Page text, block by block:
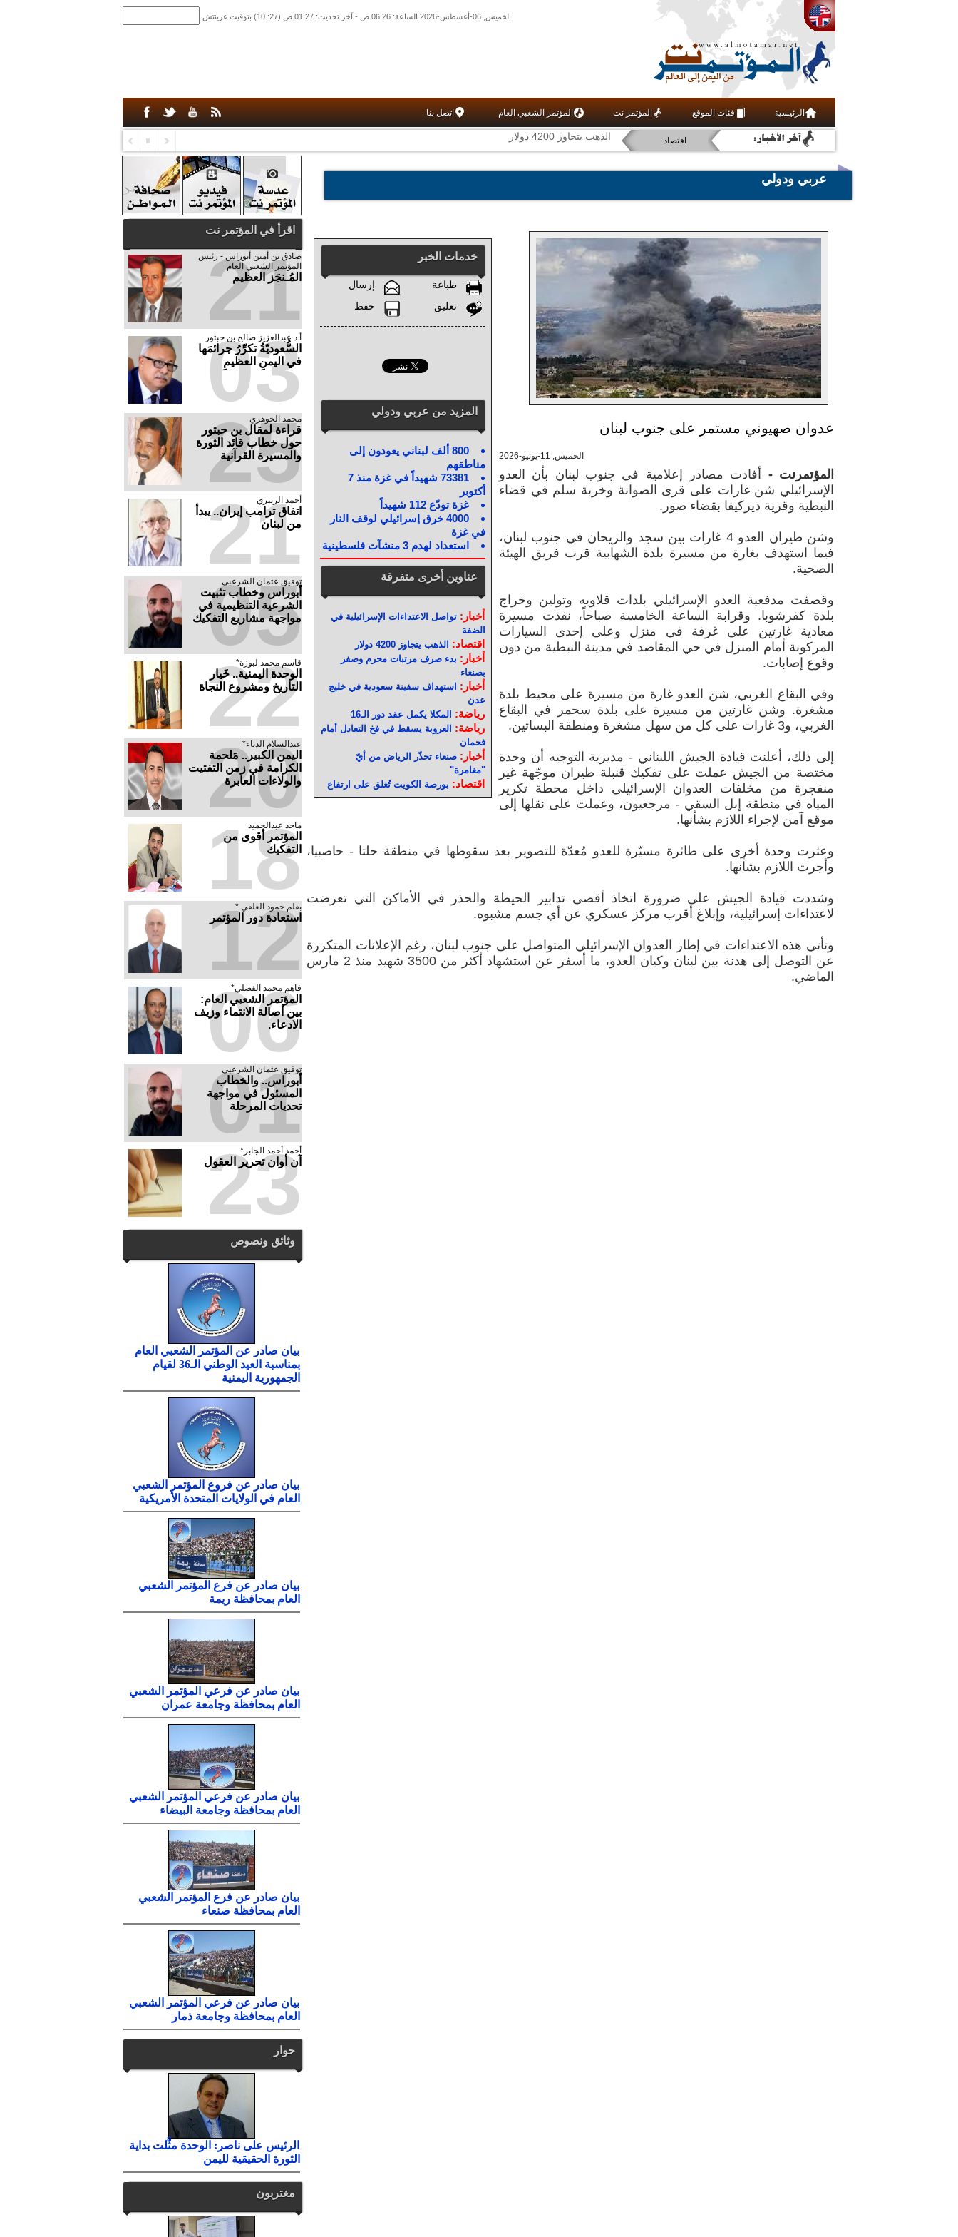
الخميس, 06-أغسطس-2026 الساعة: 06:26 ص - آخر تحديث: 01:27 ص (27: 10) بتوقيت غرينتش
الرئيسية فئات الموقع المؤتمر نت المؤتمر الشعبي العام اتصل بنا
فنون ومنوعات
عربي ودولي
رياضة
اقتصاد الذهب يتجاوز 4200 دولار
عربي ودولي
خدمات الخبر
طباعة
إرسال
تعليق
حفظ
المزيد من عربي ودولي
800 ألف لبناني يعودون إلى
مناطقهم
73381 شهيداً في غزة منذ 7
أكتوبر
غزة تودّع 112 شهيداً
4000 خرق إسرائيلي لوقف النار
في غزة
استعداد لهدم 3 منشآت فلسطينية
عناوين أخرى متفرقة
أخبار:تواصل الاعتداءات الإسرائيلية في
الضفة
اقتصاد: الذهب يتجاوز 4200 دولار
أخبار: بدء صرف مرتبات محرم وصفر
بصنعاء
أخبار: استهداف سفينة سعودية في خليج
عدن
رياضة: المكلا يكمل عقد دور الـ16
رياضة: العروبة يسقط في فخ التعادل أمام
فحمان
أخبار:صنعاء تحذّر الرياض من أيّ
"مغامرة"
اقتصاد: بورصة الكويت تُغلق على ارتفاع
عدوان صهيوني مستمر على جنوب لبنان
الخميس, 11-يونيو-2026
المؤتمرنت -
أفادت مصادر إعلامية في جنوب لبنان بأن العدو
الإسرائيلي شن غارات على قرى الصوانة وخربة سلم في قضاء
النبطية وقرية ديركيفا بقضاء صور.
وشن طيران العدو 4 غارات بين سجد والريحان في جنوب لبنان،
فيما استهدف بغارة من مسيرة بلدة الشهابية قرب فريق الهيئة
الصحية.
وقصفت مدفعية العدو الإسرائيلي بلدات قلاويه وتولين وخراج
بلدة كفرشوبا. وقرابة الساعة الخامسة صباحاً، نفذت مسيرة
معادية غارتين على غرفة في منزل وعلى إحدى السيارات
المركونة أمام المنزل في حي المقاصد في مدينة النبطية من دون
وقوع إصابات.
وفي البقاع الغربي، شن العدو غارة من مسيرة على محيط بلدة
مشغرة. وشن غارتين من مسيرة على بلدة سحمر في البقاع
الغربي، و3 غارات على كل من سهل مشغرة ومنطقة البساتين.
إلى ذلك، أعلنت قيادة الجيش اللبناني - مديرية التوجيه أن وحدة
مختصة من الجيش عملت على تفكيك قنبلة طيران موجّهة غير
منفجرة من مخلفات العدوان الإسرائيلي داخل محطة تكرير
المياه في منطقة إبل السقي - مرجعيون، وعملت على نقلها إلى
موقع آمن لإجراء اللازم بشأنها.
وعثرت وحدة أخرى على طائرة مسيّرة للعدو مُعدّة للتصوير بعد سقوطها في منطقة حلتا - حاصبيا،
وأجرت اللازم بشأنها.
وشددت قيادة الجيش على ضرورة اتخاذ أقصى تدابير الحيطة والحذر في الأماكن التي تعرضت
لاعتداءات إسرائيلية، وإبلاغ أقرب مركز عسكري عن أي جسم مشبوه.
وتأتي هذه الاعتداءات في إطار العدوان الإسرائيلي المتواصل على جنوب لبنان، رغم الإعلانات المتكررة
عن التوصل إلى هدنة بين لبنان وكيان العدو، ما أسفر عن استشهاد أكثر من 3500 شهيد منذ 2 مارس
الماضي.
اقرأ في المؤتمر نت
صادق‮ ‬بن‮ ‬أمين‮ ‬أبوراس - رئيس‮
‬المؤتمر‮ ‬الشعبي‮ ‬العام
المُـنجَز العظيم
21
أ.د عبدالعزيز صالح بن حبتور
السُّعوديّةُ تكرِّرُ جرائمَها
في اليمنِ العظيمِ
03
محمد الجوهري
قراءة لمقال بن حبتور
حول خطاب قائد الثورة
والمسيرة القرآنية
25
أحمد الزبيري
اتفاق ترامب إيران.. يبدأ
من لبنان
21
توفيق عثمان الشرعبي
أبوراس وخطاب تثبيت
الشرعية التنظيمية في
مواجهة مشاريع التفكيك
05
قاسم محمد لبوزة*
الوحدة اليمنية.. خَيار
التاريخ ومشروع النجاة
22
عبدالسلام الدباء*
​اليمن الكبير.. مَلحمة
الكرامة في زمن التفتيت
والولاءات العابرة
20
ماجد عبدالحميد
المؤتمر أقوى من
التفكيك
18
بقلم حمود العلفي *
استعادة دور المؤتمر
12
فاهم محمد الفضلي*
المؤتمر الشعبي العام:
بين أصالة الانتماء وزيف
الادعاء.
06
توفيق عثمان الشرعبي
أبوراس.. والخطاب
المسئول في مواجهة
تحديات المرحلة
01
أحمد أحمد الجابر*
آن أوان تحرير العقول
23
وثائق ونصوص
بيان صادر عن المؤتمر الشعبي العام
بمناسبة العيد الوطني الـ36 لقيام
الجمهورية اليمنية
بيان صادر عن فروع المؤتمر الشعبي
العام في الولايات المتحدة الأمريكية
بيان صادر عن فرع المؤتمر الشعبي
العام بمحافظة ريمة
بيان صادر عن فرعي المؤتمر الشعبي
العام بمحافظة وجامعة عمران
بيان صادر عن فرعي المؤتمر الشعبي
العام بمحافظة وجامعة البيضاء
بيان صادر عن فرع المؤتمر الشعبي
العام بمحافظة صنعاء
بيان صادر عن فرعي المؤتمر الشعبي
العام بمحافظة وجامعة ذمار
حوار
الرئيس على ناصر: الوحدة مثَّلت بداية
الثورة الحقيقية لليمن
مغتربون